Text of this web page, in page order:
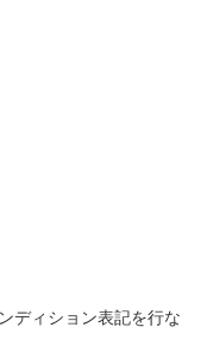
ディション表記を行な